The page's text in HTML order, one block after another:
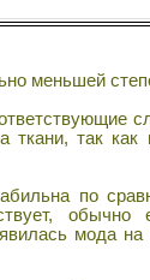
меньшей
ткани, так
по
мода